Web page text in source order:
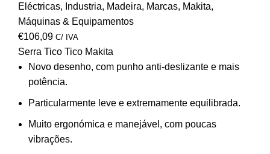
Eléctricas, Industria, Madeira, Marcas, Makita,
Máquinas & Equipamentos
€106,09 C/ IVA
Serra Tico Tico Makita
Novo desenho, com punho anti-deslizante e mais
potência.
Particularmente leve e extremamente equilibrada.
Muito ergonómica e manejável, com poucas
vibrações.